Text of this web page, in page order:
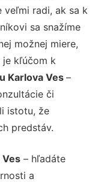
veľmi radi, ak sa k
sa snažíme
možnej miere,
je kľúčom k
Karlova Ves –
či
istotu, že
predstáv.
Ves – hľadáte
a